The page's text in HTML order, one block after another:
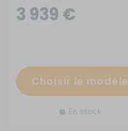
3 939 €
Choisir le modèle
En stock